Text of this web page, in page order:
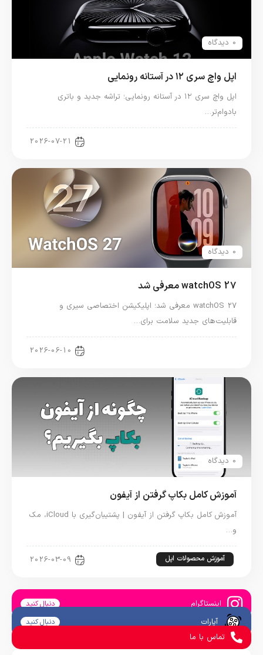
0 دیدگاه
اپل واچ سری ۱۲ در آستانه رونمایی
اپل واچ سری ۱۲ در آستانه رونمایی؛ تراشه جدید و باتری
بادوام‌تر…
2026-07-21
0 دیدگاه
watchOS 27 معرفی شد
watchOS 27 معرفی شد؛ اپلیکیشن اختصاصی سیری و
قابلیت‌های جدید سلامت برای…
2026-06-10
0 دیدگاه
آموزش کامل بکاپ گرفتن از آیفون
آموزش کامل بکاپ گرفتن از آیفون | پشتیبان‌گیری با iCloud، مک
و…
آموزش محصولات اپل 2026-03-09
اینستاگرام دنبال کنید
آپارات دنبال کنید
تماس با ما